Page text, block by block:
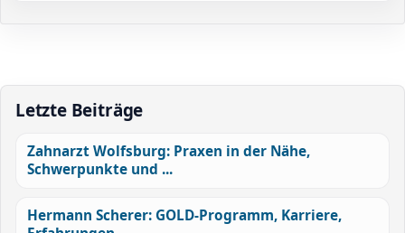
Letzte Beiträge
Zahnarzt Wolfsburg: Praxen in der Nähe,
Schwerpunkte und ...
Hermann Scherer: GOLD-Programm, Karriere,